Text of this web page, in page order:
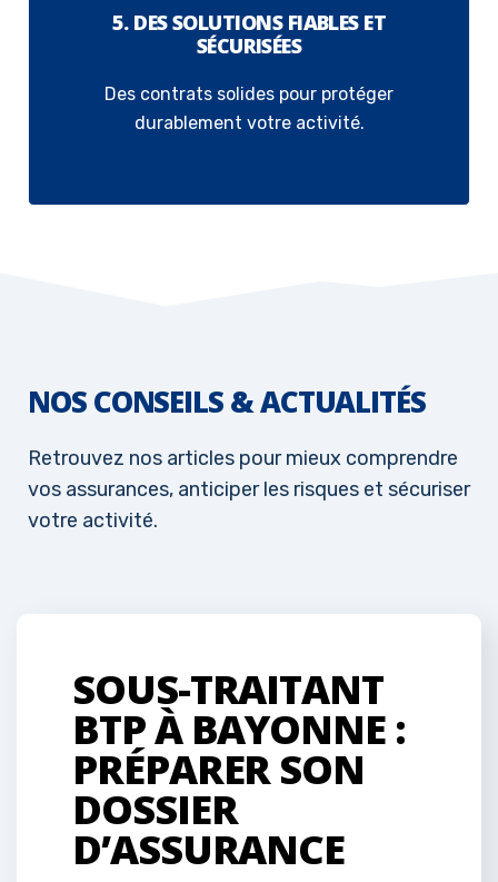
5. DES SOLUTIONS FIABLES ET
SÉCURISÉES
Des contrats solides pour protéger
durablement votre activité.
NOS CONSEILS & ACTUALITÉS
Retrouvez nos articles pour mieux comprendre
vos assurances, anticiper les risques et sécuriser
votre activité.
SOUS-TRAITANT
BTP À BAYONNE :
PRÉPARER SON
DOSSIER
D’ASSURANCE